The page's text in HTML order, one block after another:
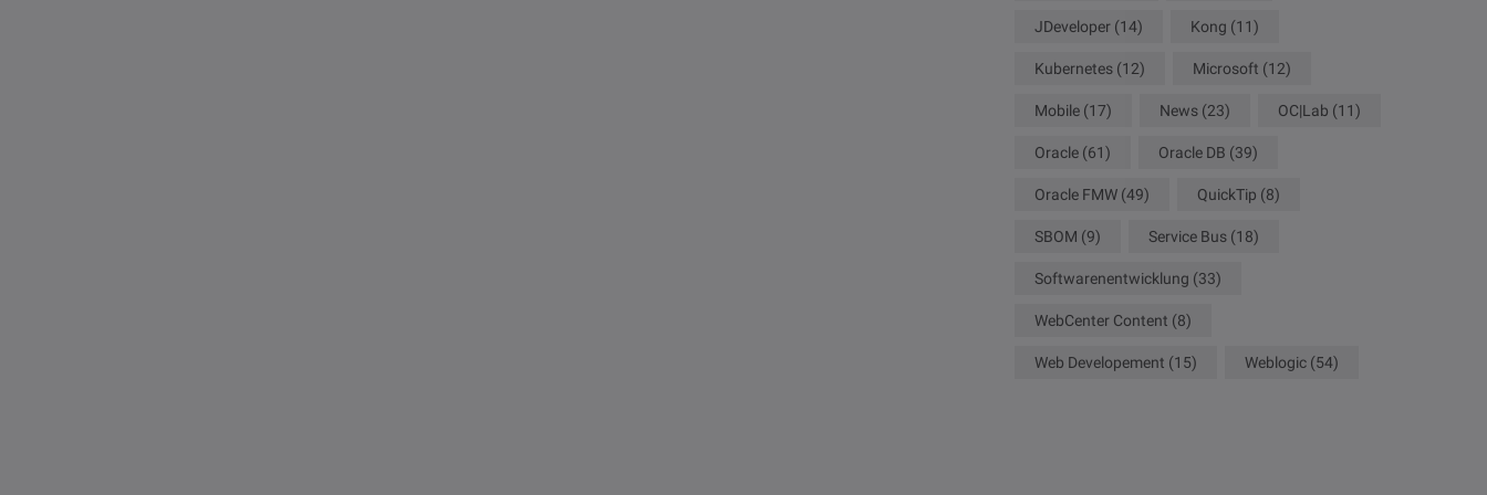
JDeveloper (14) Kong (11)
Kubernetes (12) Microsoft (12)
Mobile (17) News (23) OC|Lab (11)
Oracle (61) Oracle DB (39)
Oracle FMW (49) QuickTip (8)
SBOM (9) Service Bus (18)
Softwarenentwicklung (33)
WebCenter Content (8)
Web Developement (15) Weblogic (54)